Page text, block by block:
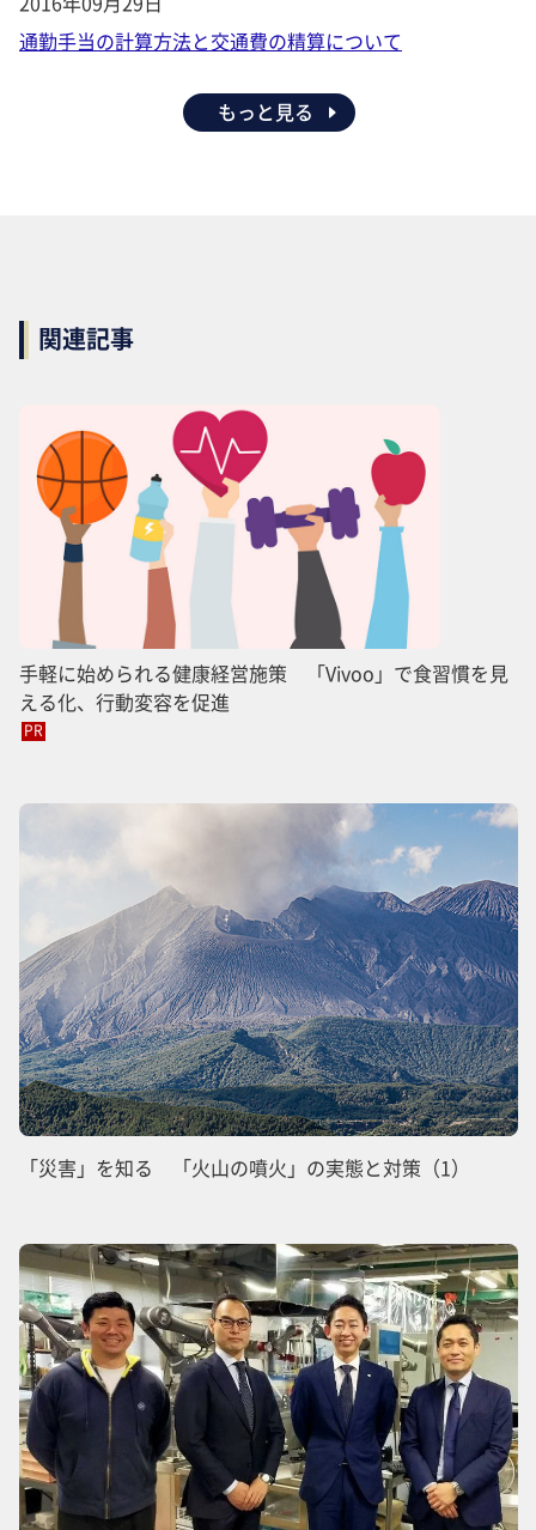
通勤手当の計算方法と交通費の精算について
もっと見る
関連記事
手軽に始められる健康経営施策 「Vivoo」で食習慣を見
える化、行動変容を促進
PR
「災害」を知る 「火山の噴火」の実態と対策（1）